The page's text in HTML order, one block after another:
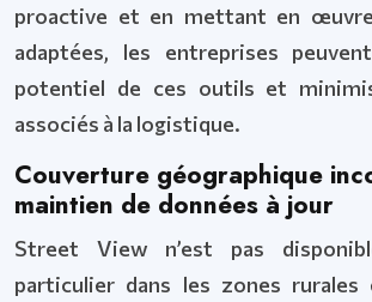
proactive et en mettant en
adaptées, les entreprises
potentiel de ces outils et
associés à la logistique.
Couverture géographique
maintien de données à jour
Street View n’est pas
particulier dans les zones